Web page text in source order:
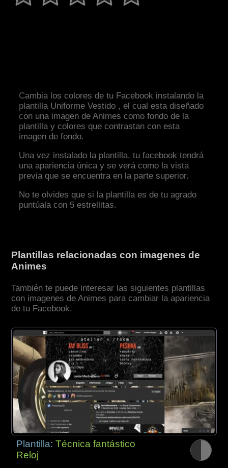
Cambia los colores de tu Facebook instalando la
plantilla Uniforme Vestido , el cual esta diseñado
con una imagen de Animes como fondo de la
plantilla y colores que contrastan con esta
imagen de fondo.
Una vez instalado la plantilla, tu facebook tendrá
una apariencia única y se verá como la vista
previa que se encuentra en la parte superior.
No te olvides que si la plantilla es de tu agrado
puntúala con 5 estrellitas.
Plantillas relacionadas con imagenes de
Animes
También te puede interesar las siguientes plantillas
con imagenes de Animes para cambiar la apariencia
de tu Facebook.
Plantilla:Técnica fantástico
Reloj